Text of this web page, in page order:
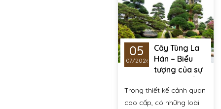
05
07/2026
Cây Tùng La
Hán – Biểu
tượng của sự
và thịnh vượng trong
không gian sân vườn
Trong thiết kế cảnh quan
cao cấp, có những loài